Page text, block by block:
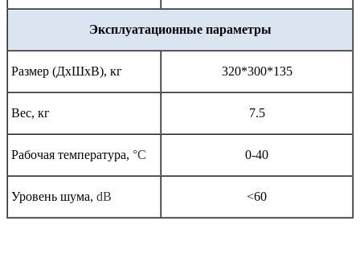
Эксплуатационные параметры
Размер (ДхШхВ), кг 320*300*135
Вес, кг 7.5
Рабочая температура, °С 0-40
Уровень шума, dB <60